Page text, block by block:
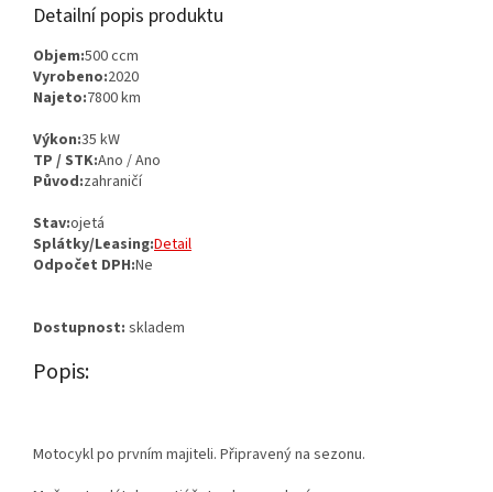
Detailní popis produktu
Objem:500 ccm
Vyrobeno:2020
Najeto:7800 km
Výkon:35 kW
TP / STK:Ano / Ano
Původ:zahraničí
Stav:ojetá
Splátky/Leasing:Detail
Odpočet DPH:Ne
Dostupnost: skladem
Popis:
Motocykl po prvním majiteli. Připravený na sezonu.